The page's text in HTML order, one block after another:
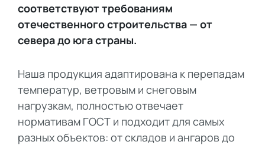
соответствуют требованиям
отечественного строительства — от
севера до юга страны.
Наша продукция адаптирована к перепадам
температур, ветровым и снеговым
нагрузкам, полностью отвечает
нормативам ГОСТ и подходит для самых
разных объектов: от складов и ангаров до